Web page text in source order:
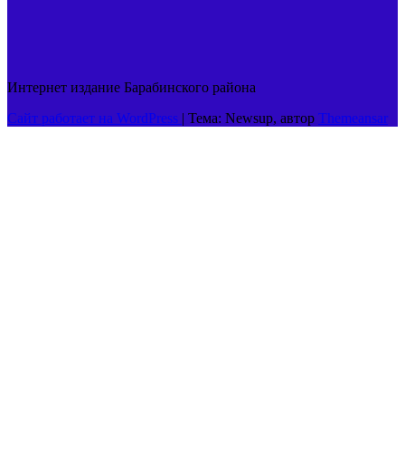
Интернет издание Барабинского района
Сайт работает на WordPress | Тема: Newsup, автор Themeansar